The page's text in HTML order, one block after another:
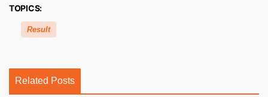
TOPICS:
Result
Related Posts